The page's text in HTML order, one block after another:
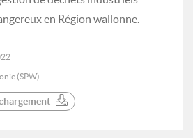
en Région wallonne.
(SPW)